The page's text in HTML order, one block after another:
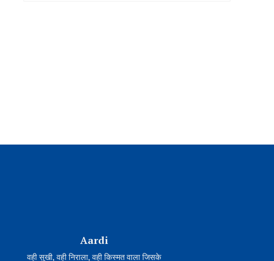
Aardi
वही सुखी, वही निराला, वही किस्मत वाला जिसके